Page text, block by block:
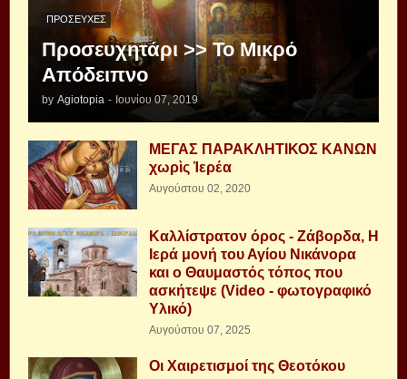
ΠΡΟΣΕΥΧΈΣ
Προσευχητάρι >> Το Μικρό
Απόδειπνο
by Agiotopia - Ιουνίου 07, 2019
ΜΕΓΑΣ ΠΑΡΑΚΛΗΤΙΚΟΣ ΚΑΝΩΝ
χωρὶς Ἱερέα
Αυγούστου 02, 2020
Καλλίστρατον όρος - Ζάβορδα, Η
Ιερά μονή του Αγίου Νικάνορα
και ο Θαυμαστός τόπος που
ασκήτεψε (Video - φωτογραφικό
Υλικό)
Αυγούστου 07, 2025
Οι Χαιρετισμοί της Θεοτόκου